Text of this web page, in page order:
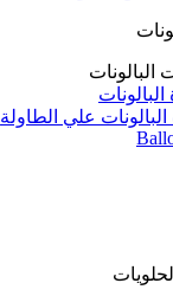
البالونات
البالونات
البالونات علي الطاولة